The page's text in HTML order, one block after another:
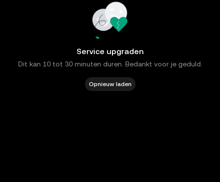
Service upgraden
Dit kan 10 tot 30 minuten duren. Bedankt voor je geduld.
Opnieuw laden